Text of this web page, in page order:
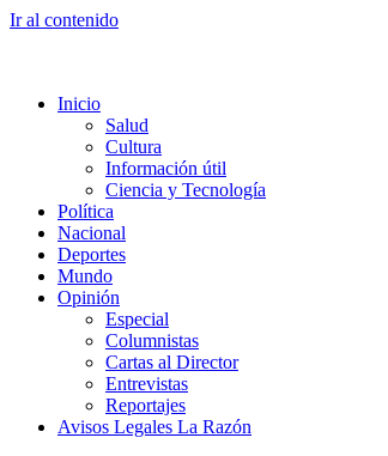
Ir al contenido
Inicio
Salud
Cultura
Información útil
Ciencia y Tecnología
Política
Nacional
Deportes
Mundo
Opinión
Especial
Columnistas
Cartas al Director
Entrevistas
Reportajes
Avisos Legales La Razón